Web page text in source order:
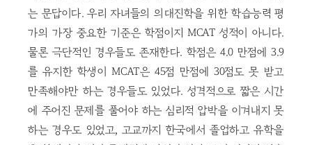
는 문답이다. 우리 자녀들의 의대진학을 위한 학습능력 평
가의 가장 중요한 기준은 학점이지 MCAT 성적이 아니다.
물론 극단적인 경우들도 존재한다. 학점은 4.0 만점에 3.9
를 유지한 학생이 MCAT은 45점 만점에 30점도 못 받고
만족해야만 하는 경우들도 있었다. 성격적으로 짧은 시간
에 주어진 문제를 풀어야 하는 심리적 압박을 이겨내지 못
하는 경우도 있었고, 고교까지 한국에서 졸업하고 유학을